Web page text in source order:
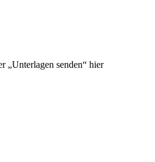
„Unterlagen senden“ hier